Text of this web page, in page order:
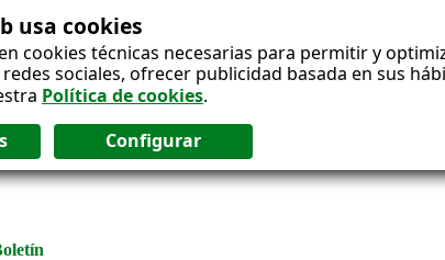
usa cookies
cookies técnicas necesarias para permitir y
sociales, ofrecer publicidad basada en sus
Política de cookies.